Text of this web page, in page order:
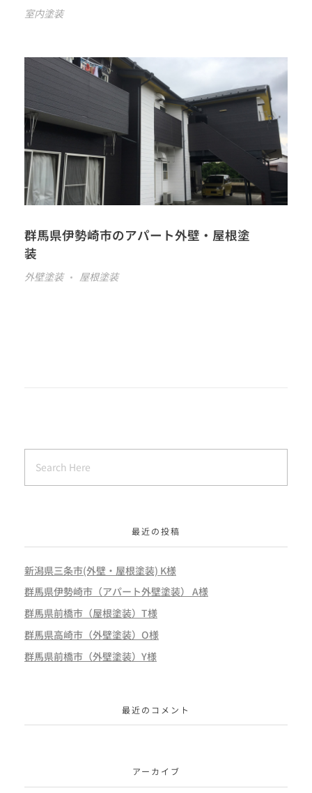
室内塗装
群馬県伊勢崎市のアパート外壁・屋根塗
装
外壁塗装 屋根塗装
最近の投稿
新潟県三条市(外壁・屋根塗装) K様
群馬県伊勢崎市（アパート外壁塗装） A様
群馬県前橋市（屋根塗装）T様
群馬県高崎市（外壁塗装）O様
群馬県前橋市（外壁塗装）Y様
最近のコメント
アーカイブ